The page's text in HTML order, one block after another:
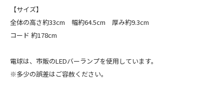
【サイズ】
全体の高さ約33cm 幅約64.5cm 厚み約9.3cm
コード 約178cm
電球は、市販のLEDバーランプを使用しています。
※多少の誤差はご容赦ください。